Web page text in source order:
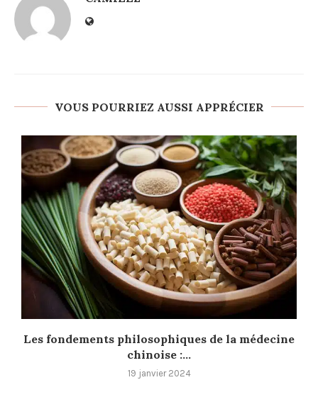
VOUS POURRIEZ AUSSI APPRÉCIER
Les fondements philosophiques de la médecine
chinoise :...
19 janvier 2024